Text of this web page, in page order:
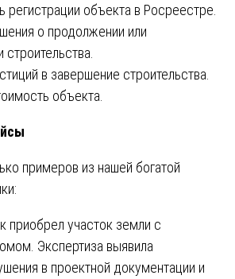
регистрации объекта в Росреестре.
о продолжении или
в завершение строительства.
объекта.
примеров из нашей богатой
приобрел участок земли с
Экспертиза выявила
в проектной документации и